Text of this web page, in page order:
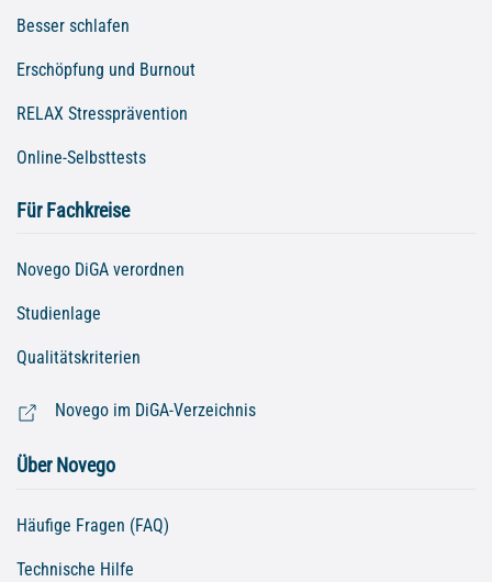
Besser schlafen
Erschöpfung und Burnout
RELAX Stressprävention
Online-Selbsttests
Für Fachkreise
Novego DiGA verordnen
Studienlage
Qualitätskriterien
Novego im DiGA-Verzeichnis
Über Novego
Häufige Fragen (FAQ)
Technische Hilfe